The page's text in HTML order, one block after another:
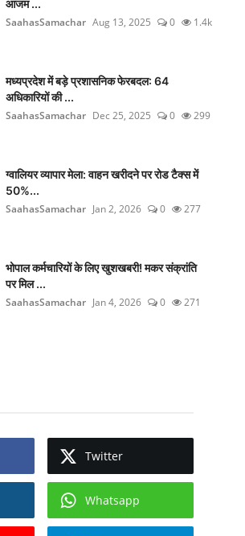
आजम ...
SaahasSamachar Aug 13, 2025 0 1.4k
मध्यप्रदेश में बड़े प्रशासनिक फेरबदल: 64
अधिकारियों की ...
SaahasSamachar Dec 25, 2025 0 299
ग्वालियर व्यापार मेला: वाहन खरीदने पर रोड टैक्स में
50%...
SaahasSamachar Jan 2, 2026 0 277
भोपाल कर्मचारियों के लिए खुशखबरी! मकर संक्रांति
पर मिल ...
SaahasSamachar Jan 4, 2026 0 271
Twitter
Whatsapp